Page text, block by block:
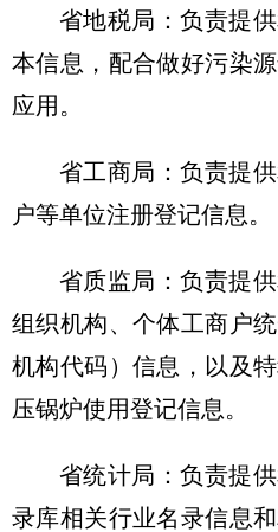
省地税局：负责提
本信息，配合做好污染
应用。
省工商局：负责提
户等单位注册登记信息。
省质监局：负责提
组织机构、个体工商户
机构代码）信息，以及
压锅炉使用登记信息。
省统计局：负责提
录库相关行业名录信息